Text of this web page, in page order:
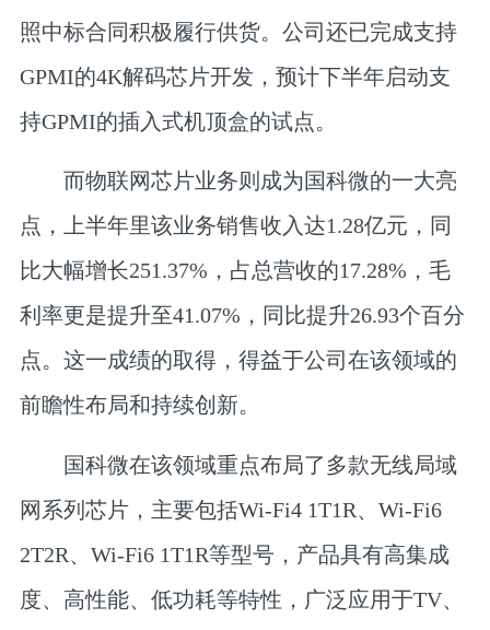
照中标合同积极履行供货。公司还已完成支持
GPMI的4K解码芯片开发，预计下半年启动支
持GPMI的插入式机顶盒的试点。
而物联网芯片业务则成为国科微的一大亮
点，上半年里该业务销售收入达1.28亿元，同
比大幅增长251.37%，占总营收的17.28%，毛
利率更是提升至41.07%，同比提升26.93个百分
点。这一成绩的取得，得益于公司在该领域的
前瞻性布局和持续创新。
国科微在该领域重点布局了多款无线局域
网系列芯片，主要包括Wi-Fi4 1T1R、Wi-Fi6
2T2R、Wi-Fi6 1T1R等型号，产品具有高集成
度、高性能、低功耗等特性，广泛应用于TV、